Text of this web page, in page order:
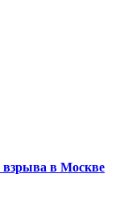
взрыва в Москве